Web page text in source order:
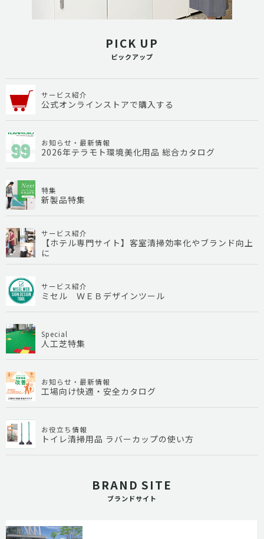
PICK UP
ピックアップ
サービス紹介
公式オンラインストアで購入する
お知らせ・最新情報
2026年テラモト環境美化用品 総合カタログ
特集
新製品特集
サービス紹介
【ホテル専門サイト】客室清掃効率化やブランド向上
に
サービス紹介
ミセル ＷＥＢデザインツール
Special
人工芝特集
お知らせ・最新情報
工場向け快適・安全カタログ
お役立ち情報
トイレ清掃用品 ラバーカップの使い方
BRAND SITE
ブランドサイト